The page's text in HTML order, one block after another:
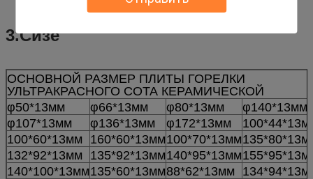
3.Сизе
ОСНОВНОЙ РАЗМЕР ПЛИТЫ ГОРЕЛКИ
УЛЬТРАКРАСНОГО СОТА КЕРАМИЧЕСКОЙ
φ50*13мм
φ66*13мм φ80*13мм
φ140*13мм
φ107*13мм
φ136*13мм φ172*13мм
100*60*13мм
160*60*13мм100*70*13мм
132*92*13мм
135*92*13мм140*95*13мм
140*100*13мм135*60*13мм88*62*13мм